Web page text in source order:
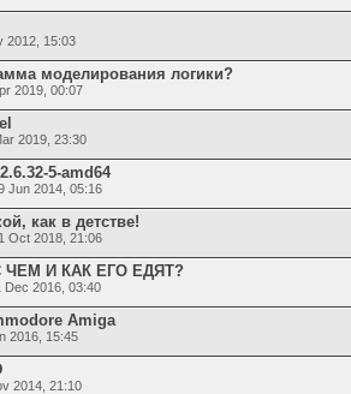
2012, 15:03
моделирования логики?
2019, 00:07
2019, 23:30
5-amd64
Jun 2014, 05:16
как в детстве!
Oct 2018, 21:06
ЧЕМ И КАК ЕГО ЕДЯТ?
Dec 2016, 03:40
Amiga
2016, 15:45
2014, 21:10